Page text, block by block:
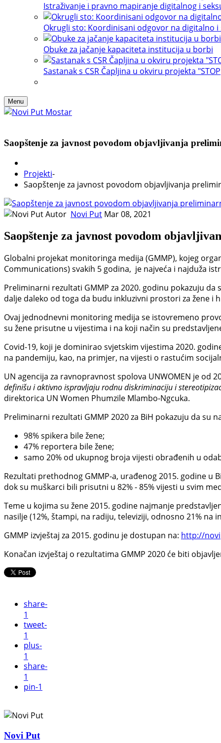
Istraživanje i pravno mapiranje digitalnog i
Okrugli sto: Koordinisani odgovor na digitalno i
Obuke za jačanje kapaciteta institucija u borbi
Sastanak s CSR Čapljina u okviru projekta "STOP
Menu
Saopštenje za javnost povodom objavljivanja
Projekti-
Saopštenje za javnost povodom objavljivanja
Autor Novi Put Mar 08, 2021
Saopštenje za javnost povodom
Globalni projekat monitoringa medija (GMMP), kojeg
Communications) svakih 5 godina, je najveća i najduža
Preliminarni rezultati GMMP za 2020. godinu pokazuju
dalje daleko od toga da budu inkluzivni prostori za žene i
Ovaj jednodnevni monitoring medija se istovremeno
su žene prisutne u vijestima i na koji način su
Covid-19, koji je dominirao svjetskim vijestima 2020.
na pandemiju, kao, na primjer, na vijesti o rastućim
UN agencija za ravnopravnost spolova UNWOMEN je od
definišu i aktivno ispravljaju rodnu diskriminaciju i
direktorica UN Women Phumzile Mlambo-Ngcuka.
Preliminarni rezultati GMMP 2020 za BiH pokazuju da su
98% spikera bile žene;
47% reportera bile žene;
samo 20% od ukupnog broja vijesti obrađenih u
Rezultati prethodnog GMMP-a, urađenog 2015. godine u
dok su muškarci bili prisutni u 82% - 85% vijesti u svim
Teme u kojima su žene 2015. godine najmanje
nasilje (12%, štampi, na radiju, televiziji, odnosno 21%
GMMP izvještaj za 2015. godinu je dostupan na: http://
Konačan izvještaj o rezultatima GMMP 2020 će biti
share-
1
tweet-
1
plus-
1
share-
1
pin-1
Novi Put